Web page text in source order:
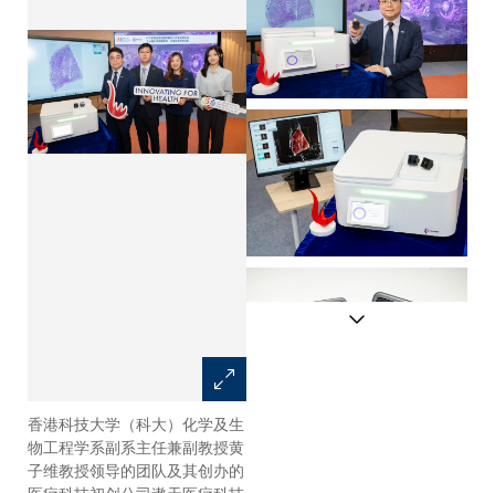
香港科技大学（科大）化学及生
物工程学系副系主任兼副教授黄
子维教授领导的团队及其创办的